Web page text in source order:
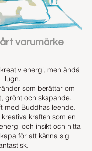
varumärke
energi, men ändå
lugn.
som berättar om
grönt och skapande.
med Buddhas leende.
kraften som en
och insikt och hitta
för att känna sig